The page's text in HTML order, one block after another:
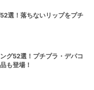
選！落ちないリップをプチ
グ52選！プチプラ・デパコ
も登場！